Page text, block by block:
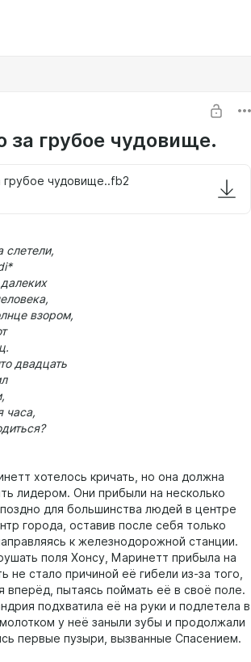
за грубое чудовище.
грубое чудовище..fb2
слетели,
взором,
двадцать
часа,
хотелось кричать, но она должна
лидером. Они прибыли на несколько
для большинства людей в центре
города, оставив после себя только
к железнодорожной станции.
поля Хонсу, Маринетт прибыла на
не стало причиной её гибели из-за того,
вперёд, пытаясь поймать её в своё поле.
подхватила её на руки и подлетела в
у неё заныли зубы и продолжали
первые пузыри, вызванные Спасением.